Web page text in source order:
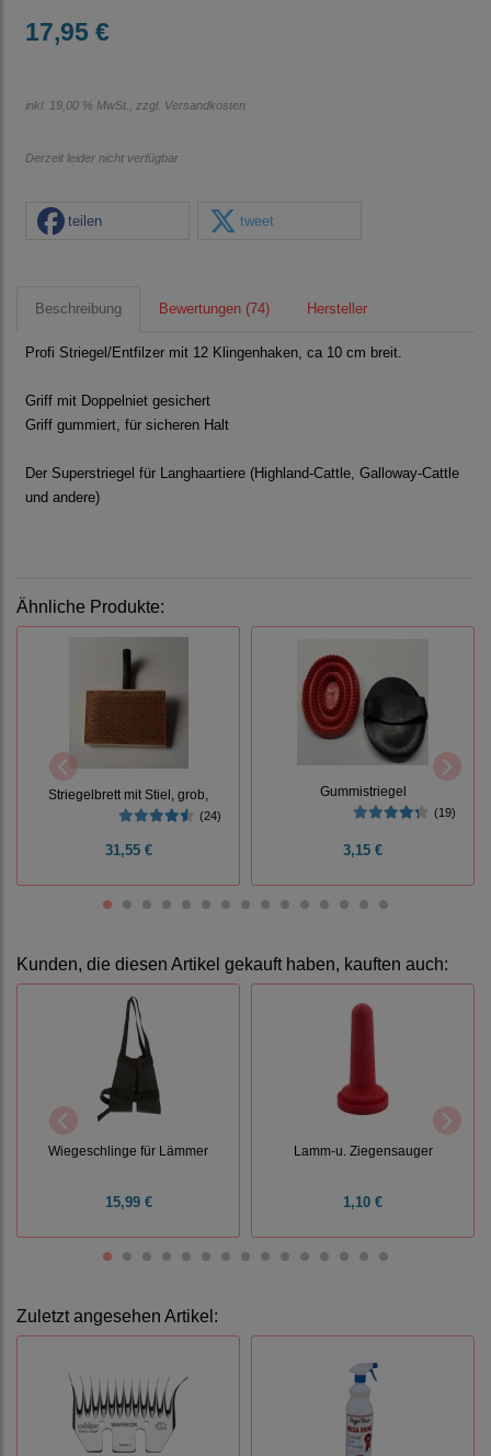
17,95 €
inkl. 19,00 % MwSt., zzgl. Versandkosten
Derzeit leider nicht verfügbar
teilen tweet
Beschreibung Bewertungen (74) Hersteller
Profi Striegel/Entfilzer mit 12 Klingenhaken, ca 10 cm breit.
Griff mit Doppelniet gesichert
Griff gummiert, für sicheren Halt
Der Superstriegel für Langhaartiere (Highland-Cattle, Galloway-Cattle
und andere)
Ähnliche Produkte:
Striegelbrett mit Stiel, grob,
(24)
31,55 €
Gummistriegel
(19)
3,15 €
Kunden, die diesen Artikel gekauft haben, kauften auch:
Wiegeschlinge für Lämmer
15,99 €
Lamm-u. Ziegensauger
1,10 €
Zuletzt angesehen Artikel: